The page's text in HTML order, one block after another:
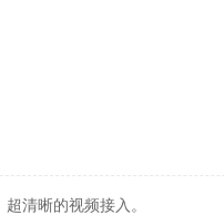
清晰的视频接入。